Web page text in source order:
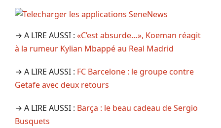
→ A LIRE AUSSI : «C’est absurde…», Koeman réagit
à la rumeur Kylian Mbappé au Real Madrid
→ A LIRE AUSSI : FC Barcelone : le groupe contre
Getafe avec deux retours
→ A LIRE AUSSI : Barça : le beau cadeau de Sergio
Busquets